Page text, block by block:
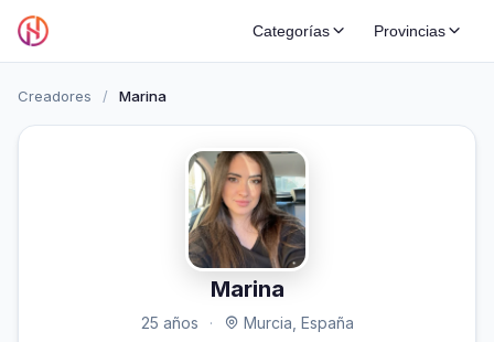
Categorías Provincias
Creadores / Marina
Marina
25 años · Murcia, España